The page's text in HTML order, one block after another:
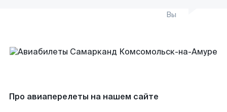
Вы
Про авиаперелеты на нашем сайте